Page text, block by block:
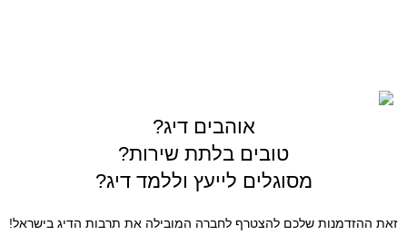
אוהבים דיג?
טובים בלתת שירות?
מסוגלים לייעץ וללמד דיג?
זאת ההזדמנות שלכם להצטרף לחברה המובילה את תרבות הדיג בישראל!